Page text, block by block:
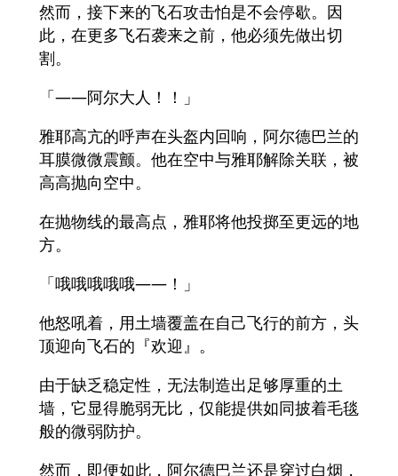
然而，接下来的飞石攻击怕是不会停歇。因
此，在更多飞石袭来之前，他必须先做出切
割。
「——阿尔大人！！」
雅耶高亢的呼声在头盔内回响，阿尔德巴兰的
耳膜微微震颤。他在空中与雅耶解除关联，被
高高抛向空中。
在抛物线的最高点，雅耶将他投掷至更远的地
方。
「哦哦哦哦哦——！」
他怒吼着，用土墙覆盖在自己飞行的前方，头
顶迎向飞石的『欢迎』。
由于缺乏稳定性，无法制造出足够厚重的土
墙，它显得脆弱无比，仅能提供如同披着毛毯
般的微弱防护。
然而，即便如此，阿尔德巴兰还是穿过白烟，